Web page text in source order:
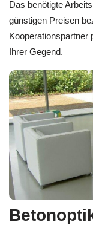
Das benötigte
günstigen Preisen
Kooperationspartner
Ihrer Gegend.